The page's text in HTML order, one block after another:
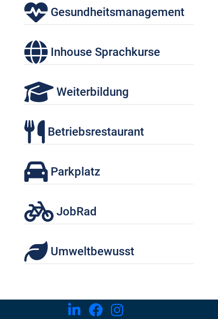
Gesundheitsmanagement
Inhouse Sprachkurse
Weiterbildung
Betriebsrestaurant
Parkplatz
JobRad
Umweltbewusst